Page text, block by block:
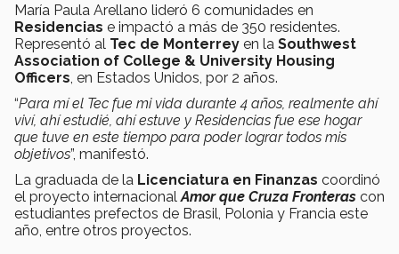
María Paula Arellano lideró 6 comunidades en
Residencias e impactó a más de 350 residentes.
Representó al Tec de Monterrey en la Southwest
Association of College & University Housing
Officers , en Estados Unidos, por 2 años.
“Para mí el Tec fue mi vida durante 4 años, realmente ahí
viví, ahí estudié, ahí estuve y Residencias fue ese hogar
que tuve en este tiempo para poder lograr todos mis
objetivos”, manifestó.
La graduada de la Licenciatura en Finanzas coordinó
el proyecto internacional Amor que Cruza Fronteras con
estudiantes prefectos de Brasil, Polonia y Francia este
año, entre otros proyectos.